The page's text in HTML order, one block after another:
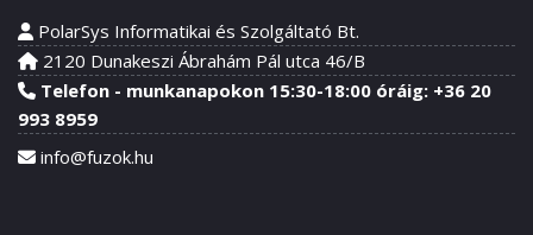
PolarSys Informatikai és Szolgáltató Bt.
2120 Dunakeszi Ábrahám Pál utca 46/B
Telefon - munkanapokon 15:30-18:00 óráig: +36 20
993 8959
info@fuzok.hu